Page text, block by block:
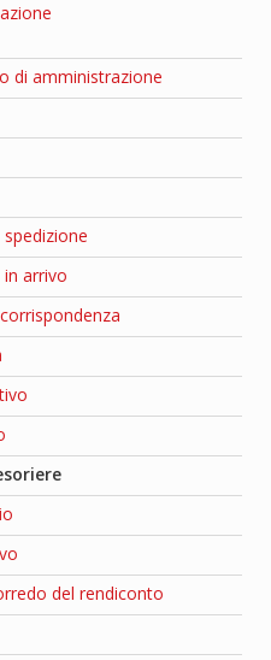
di amministrazione
arrivo
del rendiconto